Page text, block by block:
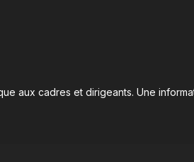
aux cadres et dirigeants. Une